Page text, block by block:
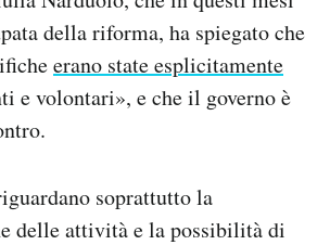
della riforma, ha spiegato che
erano state esplicitamente
e volontari», e che il governo è
soprattutto la
delle attività e la possibilità di